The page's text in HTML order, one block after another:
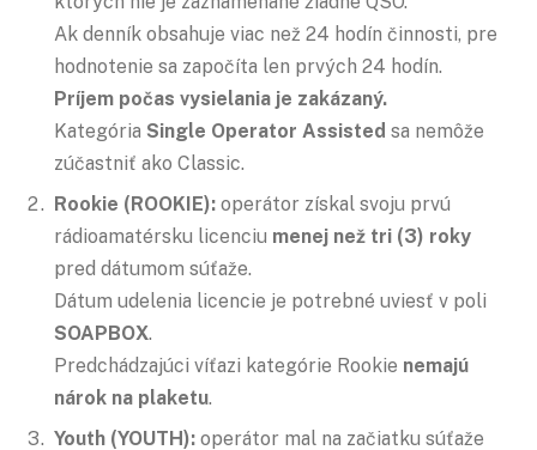
Ak denník obsahuje viac než 24 hodín činnosti, pre
hodnotenie sa započíta len prvých 24 hodín.
Príjem počas vysielania je zakázaný.
Kategória Single Operator Assisted sa nemôže
zúčastniť ako Classic.
Rookie (ROOKIE): operátor získal svoju prvú
rádioamatérsku licenciu menej než tri (3) roky
pred dátumom súťaže.
Dátum udelenia licencie je potrebné uviesť v poli
SOAPBOX.
Predchádzajúci víťazi kategórie Rookie nemajú
nárok na plaketu.
Youth (YOUTH): operátor mal na začiatku súťaže